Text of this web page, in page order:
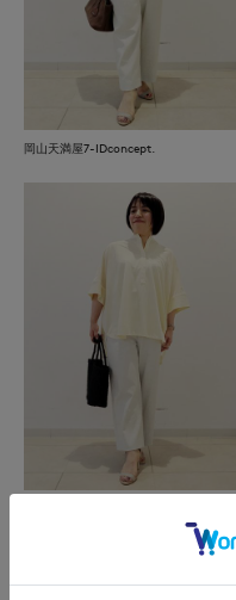
岡山天満屋7-IDconcept.